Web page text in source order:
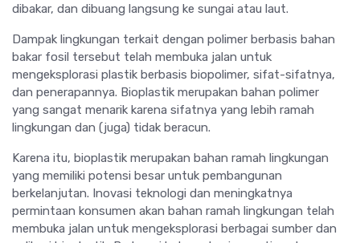
dibakar, dan dibuang langsung ke sungai atau laut.
Dampak lingkungan terkait dengan polimer berbasis bahan
bakar fosil tersebut telah membuka jalan untuk
mengeksplorasi plastik berbasis biopolimer, sifat-sifatnya,
dan penerapannya. Bioplastik merupakan bahan polimer
yang sangat menarik karena sifatnya yang lebih ramah
lingkungan dan (juga) tidak beracun.
Karena itu, bioplastik merupakan bahan ramah lingkungan
yang memiliki potensi besar untuk pembangunan
berkelanjutan. Inovasi teknologi dan meningkatnya
permintaan konsumen akan bahan ramah lingkungan telah
membuka jalan untuk mengeksplorasi berbagai sumber dan